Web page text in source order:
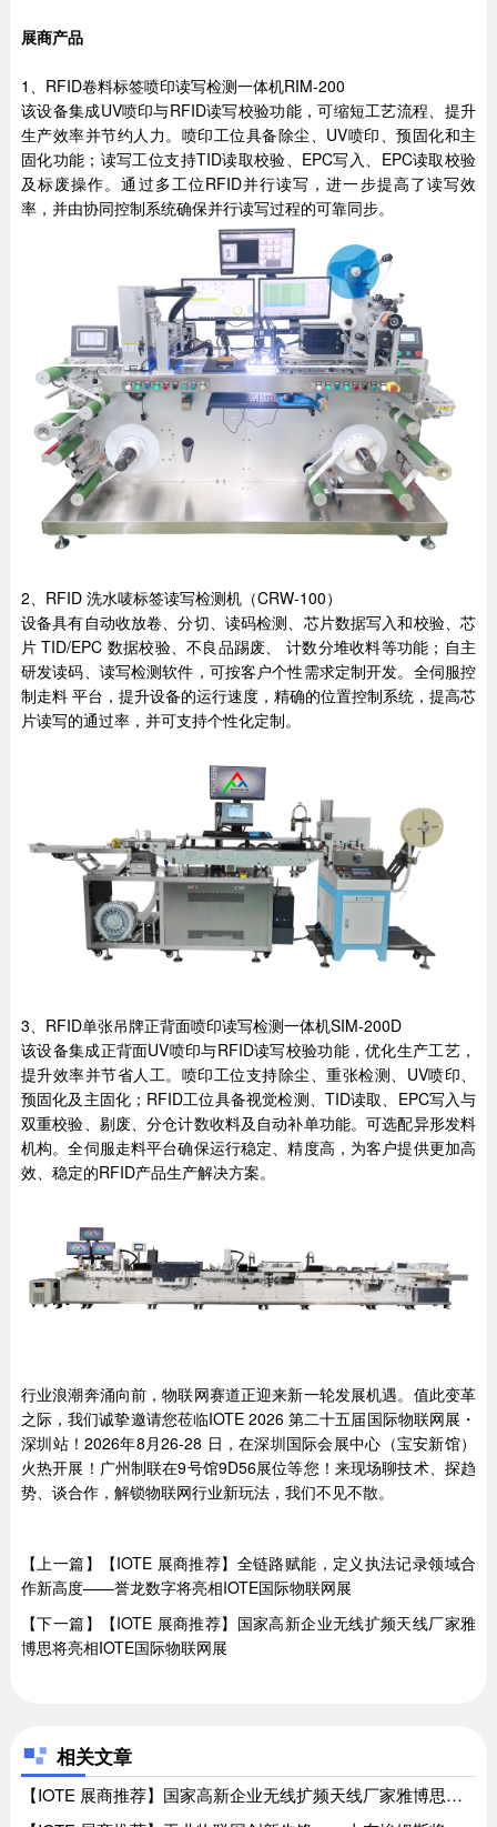
展商产品
1、RFID卷料标签喷印读写检测一体机RIM-200
该设备集成UV喷印与RFID读写校验功能，可缩短工艺流程、提升
生产效率并节约人力。喷印工位具备除尘、UV喷印、预固化和主
固化功能；读写工位支持TID读取校验、EPC写入、EPC读取校验
及标废操作。通过多工位RFID并行读写，进一步提高了读写效
率，并由协同控制系统确保并行读写过程的可靠同步。
2、RFID 洗水唛标签读写检测机（CRW-100）
设备具有自动收放卷、分切、读码检测、芯片数据写入和校验、芯
片 TID/EPC 数据校验、不良品踢废、 计数分堆收料等功能；自主
研发读码、读写检测软件，可按客户个性需求定制开发。全伺服控
制走料 平台，提升设备的运行速度，精确的位置控制系统，提高芯
片读写的通过率，并可支持个性化定制。
3、RFID单张吊牌正背面喷印读写检测一体机SIM-200D
该设备集成正背面UV喷印与RFID读写校验功能，优化生产工艺，
提升效率并节省人工。喷印工位支持除尘、重张检测、UV喷印、
预固化及主固化；RFID工位具备视觉检测、TID读取、EPC写入与
双重校验、剔废、分仓计数收料及自动补单功能。可选配异形发料
机构。全伺服走料平台确保运行稳定、精度高，为客户提供更加高
效、稳定的RFID产品生产解决方案。
行业浪潮奔涌向前，物联网赛道正迎来新一轮发展机遇。值此变革
之际，我们诚挚邀请您莅临IOTE 2026 第二十五届国际物联网展・
深圳站！2026年8月26-28 日，在深圳国际会展中心（宝安新馆）
火热开展！广州制联在9号馆9D56展位等您！来现场聊技术、探趋
势、谈合作，解锁物联网行业新玩法，我们不见不散。
【上一篇】【IOTE 展商推荐】全链路赋能，定义执法记录领域合
作新高度——誉龙数字将亮相IOTE国际物联网展
【下一篇】【IOTE 展商推荐】国家高新企业无线扩频天线厂家雅
博思将亮相IOTE国际物联网展
相关文章
【IOTE 展商推荐】国家高新企业无线扩频天线厂家雅博思将亮相IOTE国际物联网展、【IOTE 展商推荐】国家高新企业无线扩频天线厂家雅博思将亮相IOTE国际物联网展